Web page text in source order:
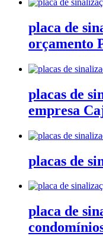
placa de
orçamento
placas de
empresa
placas de
placa de